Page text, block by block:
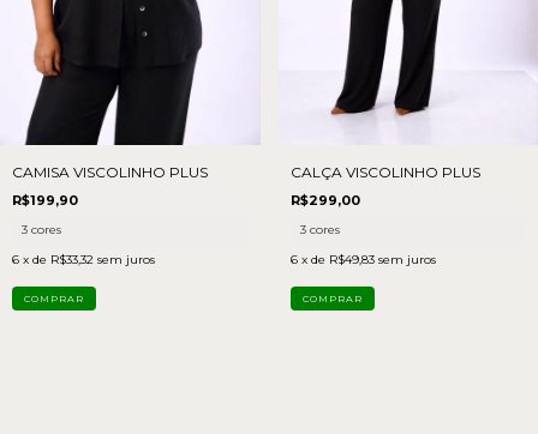
CAMISA VISCOLINHO PLUS
R$199,90
3 cores
6 x de R$33,32 sem juros
COMPRAR
CALÇA VISCOLINHO PLUS
R$299,00
3 cores
6 x de R$49,83 sem juros
COMPRAR